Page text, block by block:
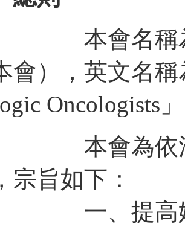
本會名稱為
會），英文名稱
Oncologists
本會為依法
宗旨如下：
高婦癌